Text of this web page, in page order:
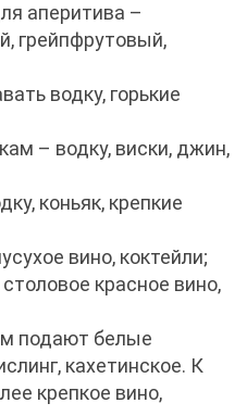
аперитива –
грейпфрутовый,
водку, горькие
– водку, виски, джин,
коньяк, крепкие
вино, коктейли;
красное вино,
подают белые
кахетинское. К
крепкое вино,